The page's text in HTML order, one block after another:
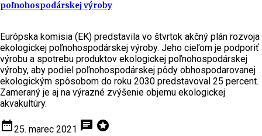
poľnohospodárskej výroby
Európska komisia (EK) predstavila vo štvrtok akčný plán rozvoja
ekologickej poľnohospodárskej výroby. Jeho cieľom je podporiť
výrobu a spotrebu produktov ekologickej poľnohospodárskej
výroby, aby podiel poľnohospodárskej pôdy obhospodarovanej
ekologickým spôsobom do roku 2030 predstavoval 25 percent.
Zameraný je aj na výrazné zvýšenie objemu ekologickej
akvakultúry.
date_range25. marec 2021 chat stars